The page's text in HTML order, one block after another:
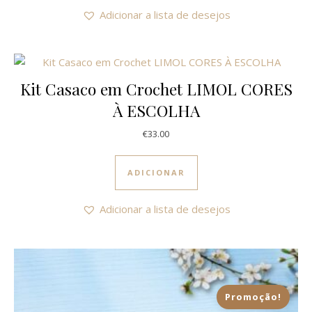
Adicionar a lista de desejos
Kit Casaco em Crochet LIMOL CORES
À ESCOLHA
€33.00
ADICIONAR
Adicionar a lista de desejos
Promoção!